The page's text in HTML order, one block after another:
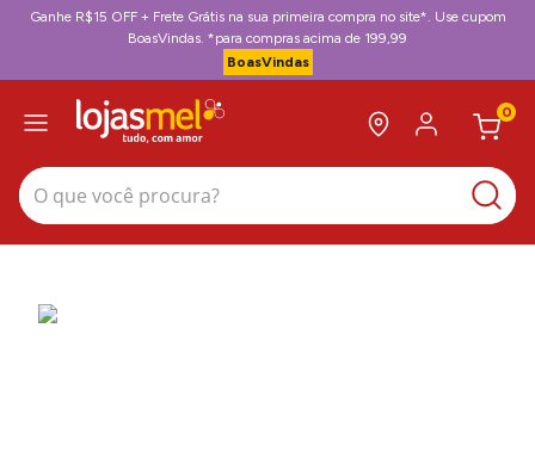
Ganhe R$15 OFF + Frete Grátis na sua primeira compra no site*. Use cupom
BoasVindas. *para compras acima de 199,99
BoasVindas
0
O que você procura?